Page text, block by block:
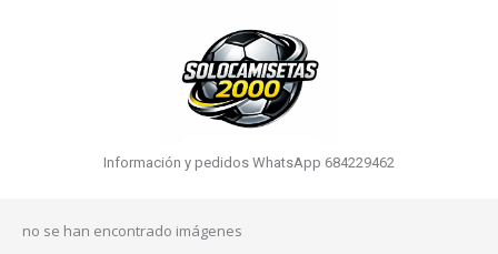
Información y pedidos WhatsApp 684229462
no se han encontrado imágenes